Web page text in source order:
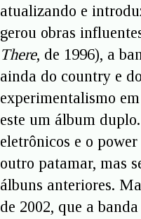
atualizando e
gerou obras
There, de 1996), a
ainda do country e
experimentalismo
este um álbum
eletrônicos e o
outro patamar, mas
álbuns anteriores.
de 2002, que a